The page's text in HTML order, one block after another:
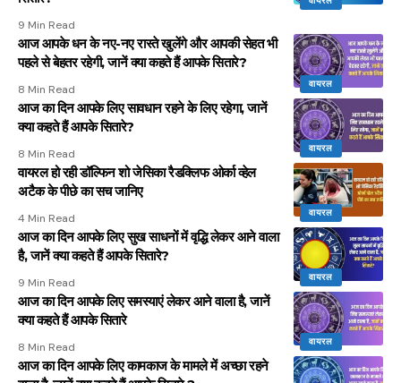
9 Min Read
वायरल
आज आपके धन के नए-नए रास्ते खुलेंगे और आपकी सेहत भी
पहले से बेहतर रहेगी, जानें क्या कहते हैं आपके सितारे?
8 Min Read
वायरल
आज का दिन आपके लिए सावधान रहने के लिए रहेगा, जानें
क्या कहते हैं आपके सितारे?
8 Min Read
वायरल
वायरल हो रही डॉल्फिन शो जेसिका रैडक्लिफ ओर्का व्हेल
अटैक के पीछे का सच जानिए
4 Min Read
वायरल
आज का दिन आपके लिए सुख साधनों में वृद्धि लेकर आने वाला
है, जानें क्या कहते हैं आपके सितारे?
9 Min Read
वायरल
आज का दिन आपके लिए समस्याएं लेकर आने वाला है, जानें
क्या कहते हैं आपके सितारे
8 Min Read
आज का दिन आपके लिए कामकाज के मामले में अच्छा रहने